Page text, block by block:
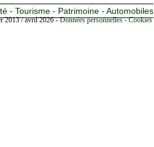
- Tourisme - Patrimoine - Automobiles
2013 / avril 2026 -Données personnelles -